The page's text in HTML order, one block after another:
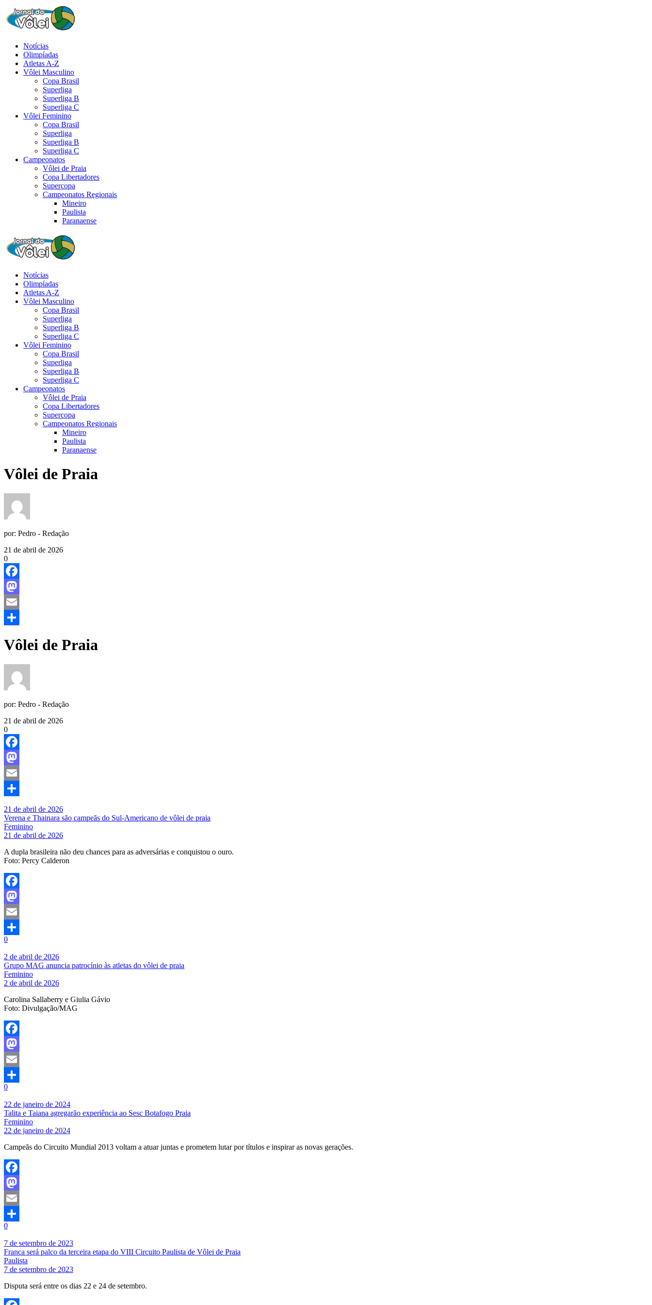
Notícias
Olimpíadas
Atletas A-Z
Vôlei Masculino
Copa Brasil
Superliga
Superliga B
Superliga C
Vôlei Feminino
Copa Brasil
Superliga
Superliga B
Superliga C
Campeonatos
Vôlei de Praia
Copa Libertadores
Supercopa
Campeonatos Regionais
Mineiro
Paulista
Paranaense
Notícias
Olimpíadas
Atletas A-Z
Vôlei Masculino
Copa Brasil
Superliga
Superliga B
Superliga C
Vôlei Feminino
Copa Brasil
Superliga
Superliga B
Superliga C
Campeonatos
Vôlei de Praia
Copa Libertadores
Supercopa
Campeonatos Regionais
Mineiro
Paulista
Paranaense
Vôlei de Praia
por: Pedro - Redação
21 de abril de 2026
0
Facebook
Mastodon
Email
Vôlei de Praia
por: Pedro - Redação
21 de abril de 2026
0
Facebook
Mastodon
Email
21 de abril de 2026
Verena e Thainara são campeãs do Sul-Americano de vôlei de praia
Feminino
21 de abril de 2026
A dupla brasileira não deu chances para as adversárias e conquistou o ouro.
Foto: Percy Calderon
Facebook
Mastodon
Email
Share
0
2 de abril de 2026
Grupo MAG anuncia patrocínio às atletas do vôlei de praia
Feminino
2 de abril de 2026
Carolina Sallaberry e Giulia Gávio
Foto: Divulgação/MAG
Facebook
Mastodon
Email
Share
0
22 de janeiro de 2024
Talita e Taiana agregarão experiência ao Sesc Botafogo Praia
Feminino
22 de janeiro de 2024
Campeãs do Circuito Mundial 2013 voltam a atuar juntas e prometem lutar por títulos e inspirar as novas gerações.
Facebook
Mastodon
Email
Share
0
7 de setembro de 2023
Franca será palco da terceira etapa do VIII Circuito Paulista de Vôlei de Praia
Paulista
7 de setembro de 2023
Disputa será entre os dias 22 e 24 de setembro.